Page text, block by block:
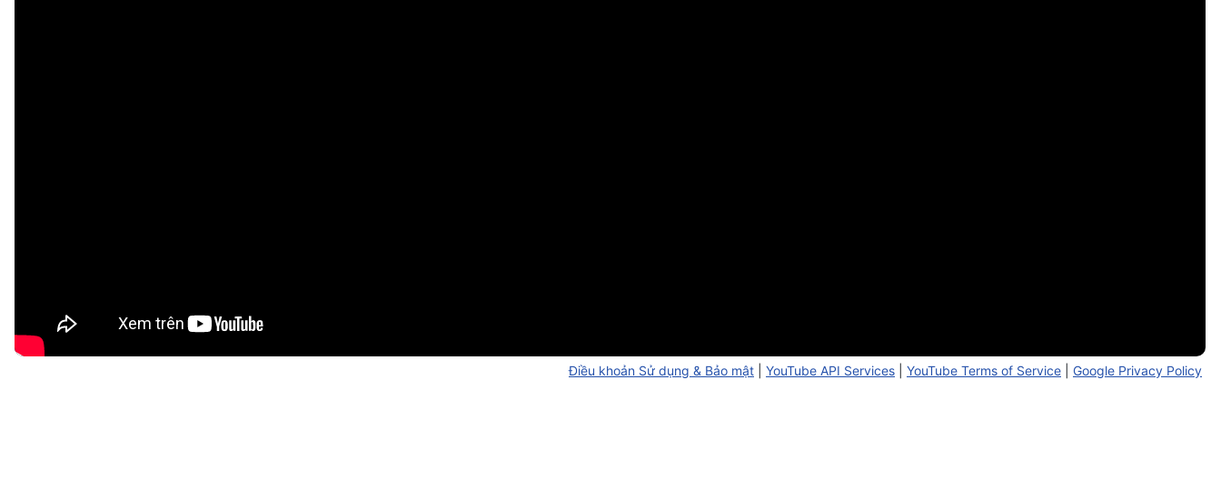
Điều khoản Sử dụng & Bảo mật YouTube API Services YouTube Terms of Service Google Privacy Policy